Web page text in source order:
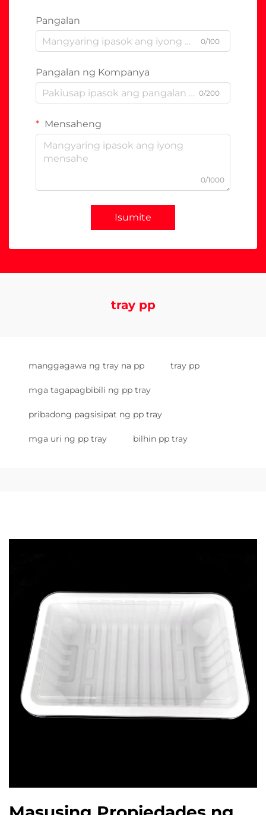
Pangalan
0/100
Pangalan ng Kompanya
0/200
Mensaheng
0/1000
Isumite
tray pp
manggagawa ng tray na pp tray pp
mga tagapagbibili ng pp tray
pribadong pagsisipat ng pp tray
mga uri ng pp tray bilhin pp tray